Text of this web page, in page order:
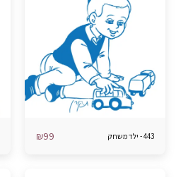
443 - ילד משחק ₪99